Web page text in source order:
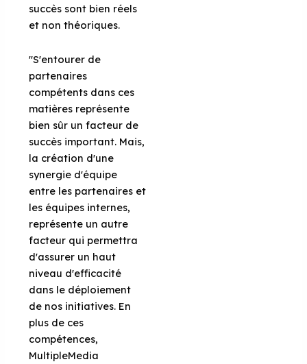
succès sont bien réels
et non théoriques.
"S'entourer de
partenaires
compétents dans ces
matières représente
bien sûr un facteur de
succès important. Mais,
la création d'une
synergie d'équipe
entre les partenaires et
les équipes internes,
représente un autre
facteur qui permettra
d'assurer un haut
niveau d'efficacité
dans le déploiement
de nos initiatives. En
plus de ces
compétences,
MultipleMedia